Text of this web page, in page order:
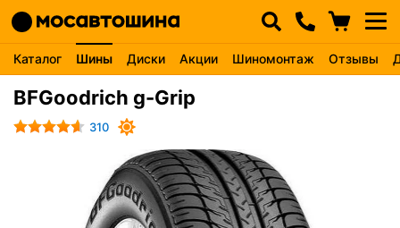
Каталог Шины Диски Акции Шиномонтаж Отзывы
BFGoodrich g-Grip
310